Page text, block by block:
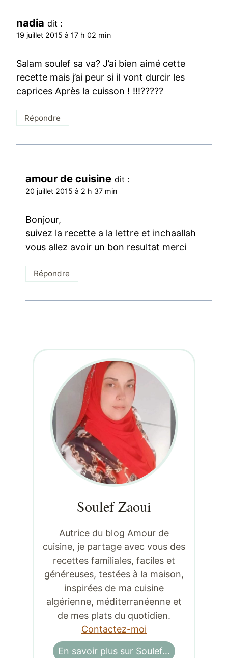
nadia dit :
19 juillet 2015 à 17 h 02 min
Salam soulef sa va? J’ai bien aimé cette
recette mais j’ai peur si il vont durcir les
caprices Après la cuisson ! !!!?????
Répondre
amour de cuisine dit :
20 juillet 2015 à 2 h 37 min
Bonjour,
suivez la recette a la lettre et inchaallah
vous allez avoir un bon resultat merci
Répondre
Soulef Zaoui
Autrice du blog Amour de
cuisine, je partage avec vous des
recettes familiales, faciles et
généreuses, testées à la maison,
inspirées de ma cuisine
algérienne, méditerranéenne et
de mes plats du quotidien.
Contactez-moi
En savoir plus sur Soulef…